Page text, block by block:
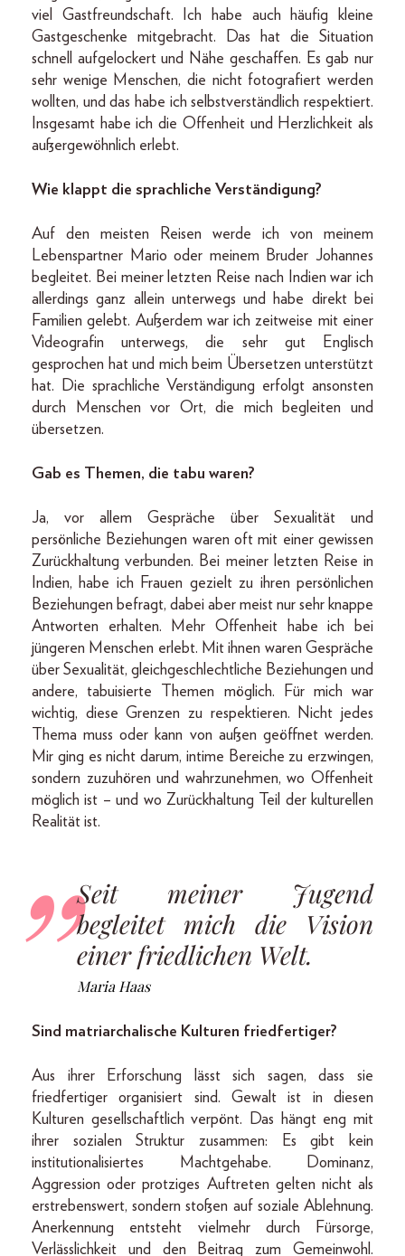
viel Gastfreundschaft. Ich habe auch häufig kleine
Gastgeschenke mitgebracht. Das hat die Situation
schnell aufgelockert und Nähe geschaffen. Es gab nur
sehr wenige Menschen, die nicht fotografiert werden
wollten, und das habe ich selbstverständlich respektiert.
Insgesamt habe ich die Offenheit und Herzlichkeit als
außergewöhnlich erlebt.
Wie klappt die sprachliche Verständigung?
Auf den meisten Reisen werde ich von meinem
Lebenspartner Mario oder meinem Bruder Johannes
begleitet. Bei meiner letzten Reise nach Indien war ich
allerdings ganz allein unterwegs und habe direkt bei
Familien gelebt. Außerdem war ich zeitweise mit einer
Videografin unterwegs, die sehr gut Englisch
gesprochen hat und mich beim Übersetzen unterstützt
hat. Die sprachliche Verständigung erfolgt ansonsten
durch Menschen vor Ort, die mich begleiten und
übersetzen.
Gab es Themen, die tabu waren?
Ja, vor allem Gespräche über Sexualität und
persönliche Beziehungen waren oft mit einer gewissen
Zurückhaltung verbunden. Bei meiner letzten Reise in
Indien, habe ich Frauen gezielt zu ihren persönlichen
Beziehungen befragt, dabei aber meist nur sehr knappe
Antworten erhalten. Mehr Offenheit habe ich bei
jüngeren Menschen erlebt. Mit ihnen waren Gespräche
über Sexualität, gleichgeschlechtliche Beziehungen und
andere, tabuisierte Themen möglich. Für mich war
wichtig, diese Grenzen zu respektieren. Nicht jedes
Thema muss oder kann von außen geöffnet werden.
Mir ging es nicht darum, intime Bereiche zu erzwingen,
sondern zuzuhören und wahrzunehmen, wo Offenheit
möglich ist – und wo Zurückhaltung Teil der kulturellen
Realität ist.
Seit meiner Jugend
begleitet mich die Vision
einer friedlichen Welt.
Maria Haas
Sind matriarchalische Kulturen friedfertiger?
Aus ihrer Erforschung lässt sich sagen, dass sie
friedfertiger organisiert sind. Gewalt ist in diesen
Kulturen gesellschaftlich verpönt. Das hängt eng mit
ihrer sozialen Struktur zusammen: Es gibt kein
institutionalisiertes Machtgehabe. Dominanz,
Aggression oder protziges Auftreten gelten nicht als
erstrebenswert, sondern stoßen auf soziale Ablehnung.
Anerkennung entsteht vielmehr durch Fürsorge,
Verlässlichkeit und den Beitrag zum Gemeinwohl.